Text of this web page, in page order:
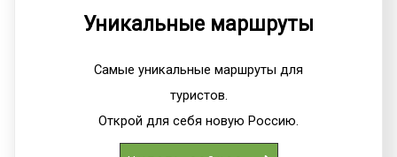
Уникальные маршруты
Самые уникальные маршруты для
туристов.
Открой для себя новую Россию.